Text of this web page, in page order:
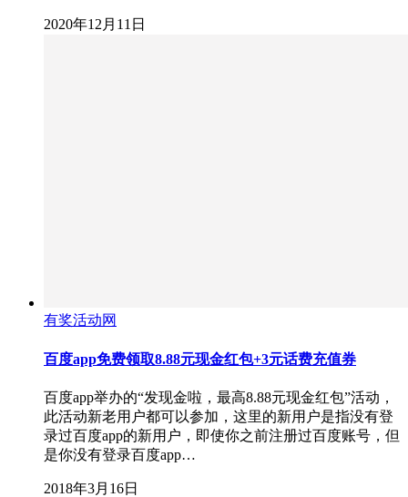
2020年12月11日
有奖活动网
百度app免费领取8.88元现金红包+3元话费充值券
百度app举办的“发现金啦，最高8.88元现金红包”活动，
此活动新老用户都可以参加，这里的新用户是指没有登
录过百度app的新用户，即使你之前注册过百度账号，但
是你没有登录百度app…
2018年3月16日